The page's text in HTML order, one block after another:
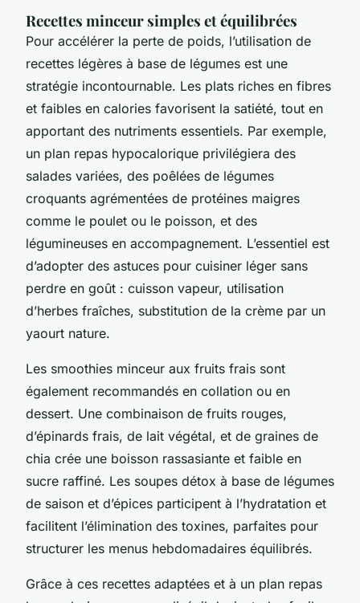
Recettes minceur simples et équilibrées
Pour accélérer la perte de poids, l’utilisation de
recettes légères à base de légumes est une
stratégie incontournable. Les plats riches en fibres
et faibles en calories favorisent la satiété, tout en
apportant des nutriments essentiels. Par exemple,
un plan repas hypocalorique privilégiera des
salades variées, des poêlées de légumes
croquants agrémentées de protéines maigres
comme le poulet ou le poisson, et des
légumineuses en accompagnement. L’essentiel est
d’adopter des astuces pour cuisiner léger sans
perdre en goût : cuisson vapeur, utilisation
d’herbes fraîches, substitution de la crème par un
yaourt nature.
Les smoothies minceur aux fruits frais sont
également recommandés en collation ou en
dessert. Une combinaison de fruits rouges,
d’épinards frais, de lait végétal, et de graines de
chia crée une boisson rassasiante et faible en
sucre raffiné. Les soupes détox à base de légumes
de saison et d’épices participent à l’hydratation et
facilitent l’élimination des toxines, parfaites pour
structurer les menus hebdomadaires équilibrés.
Grâce à ces recettes adaptées et à un plan repas